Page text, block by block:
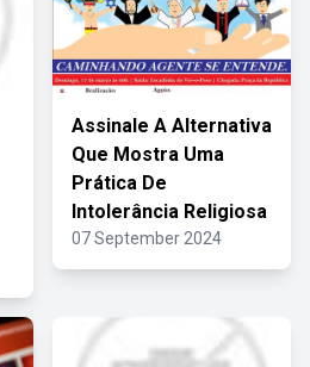
Assinale A Alternativa
Que Mostra Uma
Prática De
Intolerância Religiosa
07 September 2024